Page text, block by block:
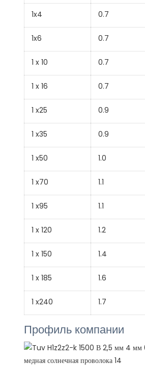
1x4 0.7
1x6 0.7
1 x 10 0.7
1 x 16 0.7
1 x25 0.9
1 x35 0.9
1 x50 1.0
1 x70 1.1
1 x95 1.1
1 x 120 1.2
1 x 150 1.4
1 x 185 1.6
1 x240 1.7
Профиль компании